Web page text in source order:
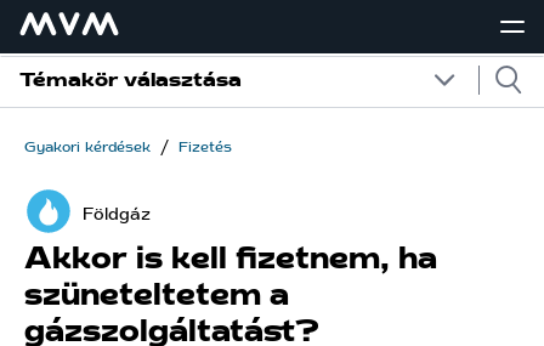
Témakör választása
Gyakori kérdések / Fizetés
Földgáz
Akkor is kell fizetnem, ha
szüneteltetem a
gázszolgáltatást?